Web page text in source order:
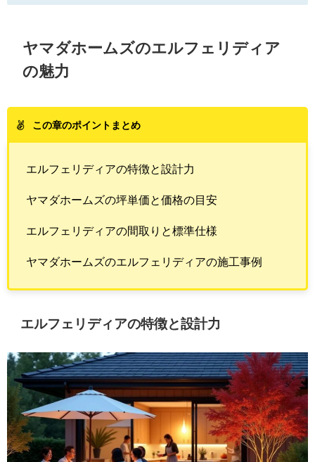
ヤマダホームズのエルフェリディア
の魅力
この章のポイントまとめ
エルフェリディアの特徴と設計力
ヤマダホームズの坪単価と価格の目安
エルフェリディアの間取りと標準仕様
ヤマダホームズのエルフェリディアの施工事例
エルフェリディアの特徴と設計力